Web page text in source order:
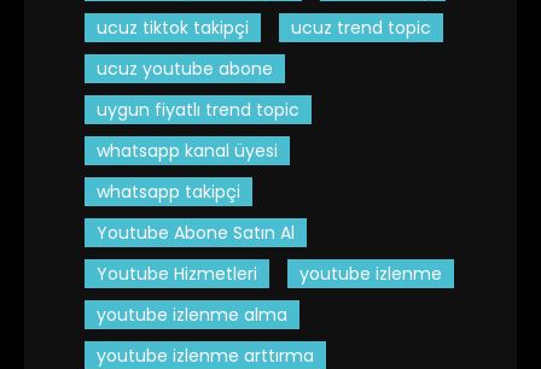
ucuz tiktok takipçi
ucuz trend topic
ucuz youtube abone
uygun fiyatlı trend topic
whatsapp kanal üyesi
whatsapp takipçi
Youtube Abone Satın Al
Youtube Hizmetleri
youtube izlenme
youtube izlenme alma
youtube izlenme arttırma